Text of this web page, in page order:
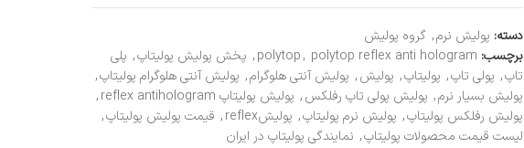
دسته: پولیش نرم, گروه پولیش
برچسب:
polytop, polytop reflex anti hologram
, پخش پولیش پولیتاپ, پلی
تاپ, پولی تاپ, پولیتاپ, پولیش, پولیش آنتی هلوگرام, پولیش آنتی هلوگرام پولیتاپ,
پولیش بسیار نرم, پولیش پولی تاپ رفلکس, پولیش پولیتاپ reflex antihologram
,
پولیش رفلکس پولیتاپ, پولیش نرم پولیتاپ, پولیشreflex , قیمت پولیش پولیتاپ,
لیست قیمت محصولات پولیتاپ, نمایندگی پولیتاپ در ایران